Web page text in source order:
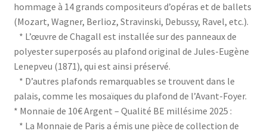
hommage à 14 grands compositeurs d’opéras et de ballets
(Mozart, Wagner, Berlioz, Stravinski, Debussy, Ravel, etc.).
* L’œuvre de Chagall est installée sur des panneaux de
polyester superposés au plafond original de Jules-Eugène
Lenepveu (1871), qui est ainsi préservé.
* D’autres plafonds remarquables se trouvent dans le
palais, comme les mosaïques du plafond de l’Avant-Foyer.
* Monnaie de 10€ Argent – Qualité BE millésime 2025 :
* La Monnaie de Paris a émis une pièce de collection de